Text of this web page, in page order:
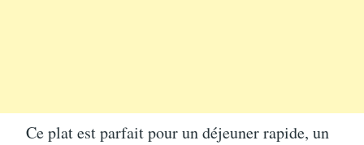
Ce plat est parfait pour un déjeuner rapide, un